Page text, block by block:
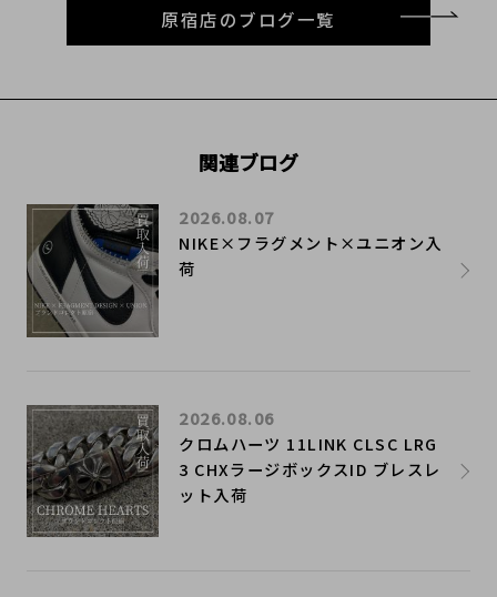
原宿店のブログ一覧
関連ブログ
NIKE×フラグメント×ユニオン入
荷
2026.08.07
クロムハーツ 11LINK CLSC LRG
3 CHXラージボックスID ブレスレ
ット入荷
2026.08.06